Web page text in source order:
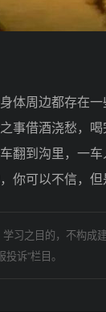
周边都存在
事借酒浇愁，
翻到沟里，一
可以不信，但
习之目的，不构成
诉”栏目。